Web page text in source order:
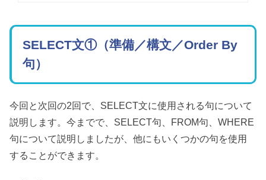
SELECT文①（準備／構文／Order By
句）
今回と次回の2回で、SELECT文に使用される句について
説明します。今までで、SELECT句、FROM句、WHERE
句について説明しましたが、他にもいくつかの句を使用
することができます。